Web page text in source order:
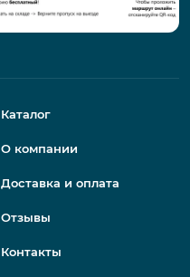
Каталог
О компании
Доставка и оплата
Отзывы
Контакты